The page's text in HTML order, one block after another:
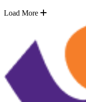
Load More